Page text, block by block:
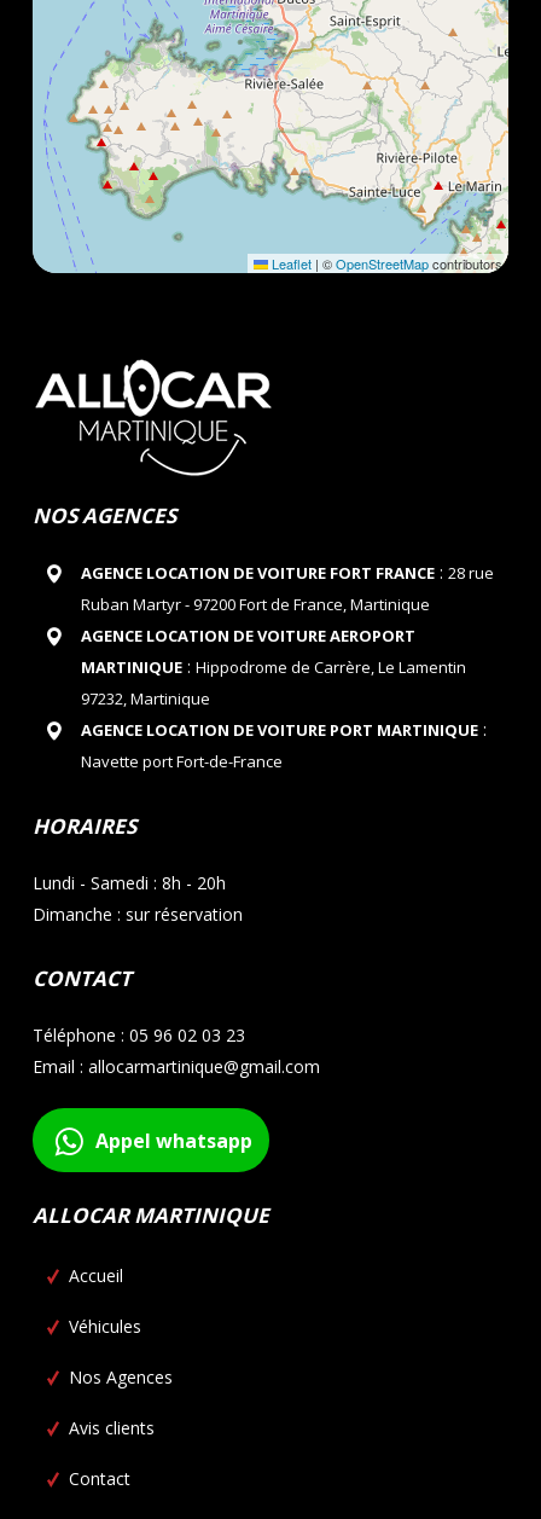
Leaflet | ©OpenStreetMapcontributors
NOS AGENCES
AGENCE LOCATION DE VOITURE FORT FRANCE: 28 rue
Ruban Martyr - 97200 Fort de France, Martinique
AGENCE LOCATION DE VOITURE AEROPORT
MARTINIQUE: Hippodrome de Carrère, Le Lamentin
97232, Martinique
AGENCE LOCATION DE VOITURE PORT MARTINIQUE:
Navette port Fort-de-France
HORAIRES
Lundi - Samedi : 8h - 20h
Dimanche : sur réservation
CONTACT
Téléphone : 05 96 02 03 23
Email : allocarmartinique@gmail.com
Appel whatsapp
ALLOCAR MARTINIQUE
Accueil
Véhicules
Nos Agences
Avis clients
Contact